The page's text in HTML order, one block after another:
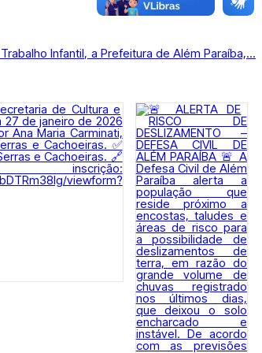
Infantil, a Prefeitura de Além Paraíba,...